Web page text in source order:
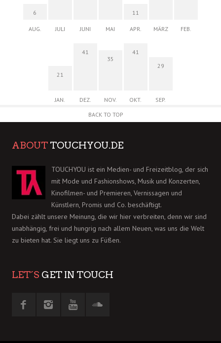
6
AUG. JULI JUNI MAI
11
APR. MÄRZ FEB.
21
JAN.
41
DEZ.
35
NOV.
41
OKT.
29
SEP.
BACK TO TOP
ABOUT TOUCHYOU.DE
TOUCHYOU ist ein Medien- und Freizeitblog, der sich
mit Mode und Fashionshows, Musik und Konzerten,
Kinofilmen- und Premieren, Vernissagen und
Künstlern, Promis und Co. beschäftigt.
Dabei zählt unsere Meinung, die wir hier verbreiten, denn wir sind
unabhängig, frei und hungrig nach allem Neuen, was uns die Welt
zu bieten hat. Sie liegt uns zu Füßen.
LET´S GET IN TOUCH